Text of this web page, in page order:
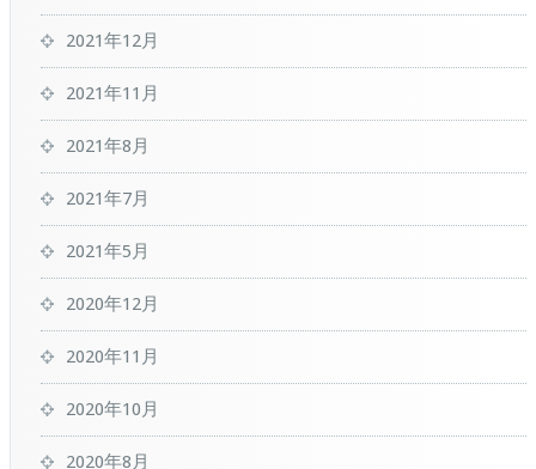
2021年12月
2021年11月
2021年8月
2021年7月
2021年5月
2020年12月
2020年11月
2020年10月
2020年8月